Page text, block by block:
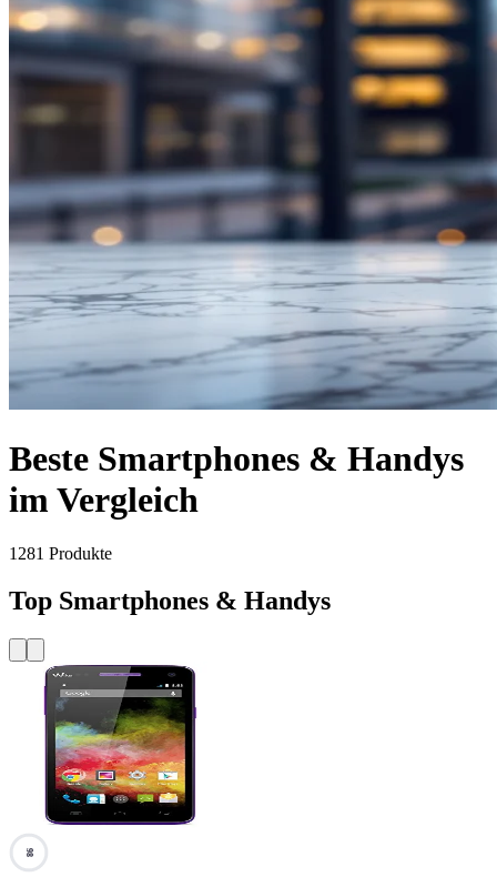
Beste Smartphones & Handys
im Vergleich
1281 Produkte
Top Smartphones & Handys
98